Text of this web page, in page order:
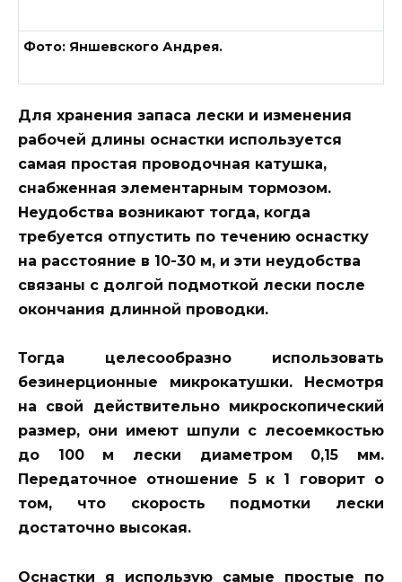
Фото: Яншевского Андрея.
Для хранения запаса лески и изменения
рабочей длины оснастки используется
самая простая проводочная катушка,
снабженная элементарным тормозом.
Неудобства возникают тогда, когда
требуется отпустить по течению оснастку
на расстояние в 10-30 м, и эти неудобства
связаны с долгой подмоткой лески после
окончания длинной проводки.
Тогда целесообразно использовать
безинерционные микрокатушки. Несмотря
на свой действительно микроскопический
размер, они имеют шпули с лесоемкостью
до 100 м лески диаметром 0,15 мм.
Передаточное отношение 5 к 1 говорит о
том, что скорость подмотки лески
достаточно высокая.
Оснастки я использую самые простые по